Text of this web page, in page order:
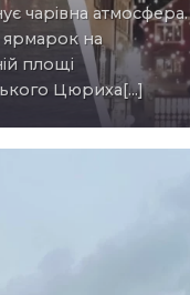
чарівна атмосфера.
ярмарок на
площі
Цюриха[...]